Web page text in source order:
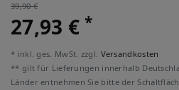
39,90 €
27,93 €*
* inkl. ges. MwSt. zzgl. Versandkosten
** gilt für Lieferungen innerhalb
Länder entnehmen Sie bitte der